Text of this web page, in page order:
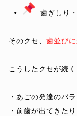
• 歯ぎしり
そのクセ、 歯並び
こうしたクセが続く
・あごの発達のバ
・前歯が出てきた